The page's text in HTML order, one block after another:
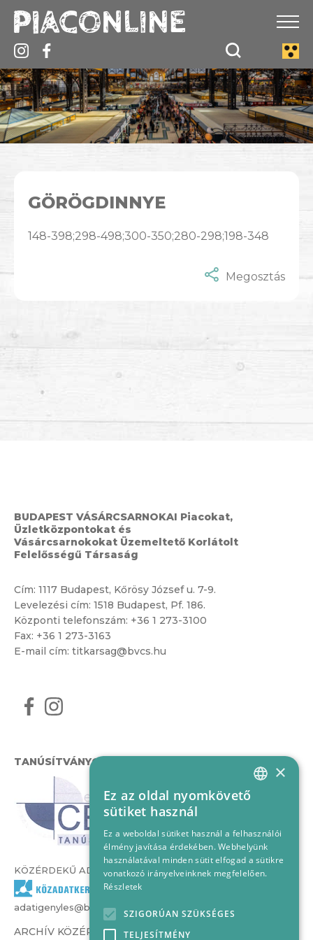
GÖRÖGDINNYE
148-398;298-498;300-350;280-298;198-348
Megosztás
BUDAPEST VÁSÁRCSARNOKAI Piacokat,
Üzletközpontokat és
Vásárcsarnokokat Üzemeltető Korlátolt
Felelősségű Társaság
Cím: 1117 Budapest, Kőrösy József u. 7-9.
Levelezési cím: 1518 Budapest, Pf. 186.
Központi telefonszám: +36 1 273-3100
Fax: +36 1 273-3163
E-mail cím: titkarsag@bvcs.hu
TANÚSÍTVÁNYOK
KÖZÉRDEKŰ ADATOK
adatigenyles@bvcs.hu
ARCHÍV KÖZÉRDEKŰ ADATOK –
HUNGARIAN
×
Ez az oldal nyomkövető
sütiket használ
Ez a weboldal sütiket használ a felhasználói
élmény javítása érdekében. Webhelyünk
használatával minden sütit elfogad a sütikre
vonatkozó irányelveinknek megfelelően.
Részletek
SZIGORÚAN SZÜKSÉGES
TELJESÍTMÉNY